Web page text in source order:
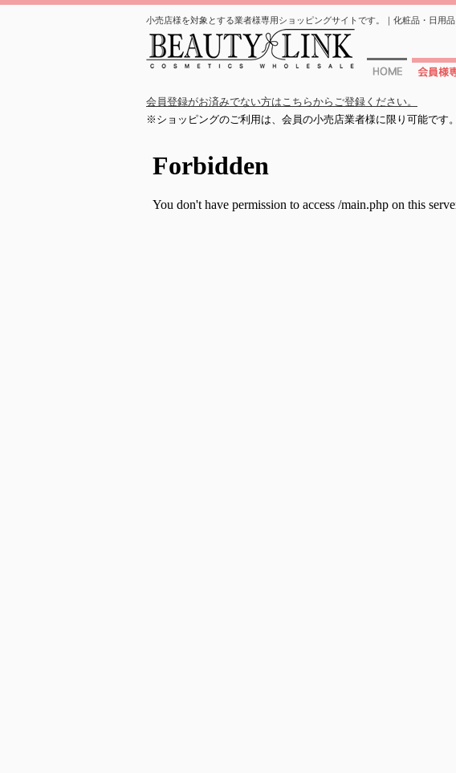
小売店様を対象とする業者様専用ショッピングサイトです。｜化粧品・日用
ホーム
会員登録がお済みでない方はこちらからご登録ください。
※ショッピングのご利用は、会員の小売店業者様に限り可能です。